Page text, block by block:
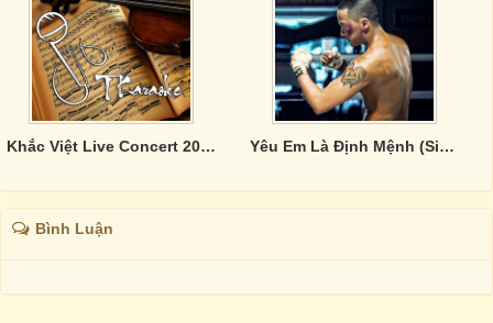
Khắc Việt Live Concert 2019 - Gặp Gỡ Thanh Xuân Yêu Em Là Định Mệnh (Single)
Bình Luận